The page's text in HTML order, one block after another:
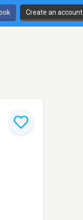
Create an account